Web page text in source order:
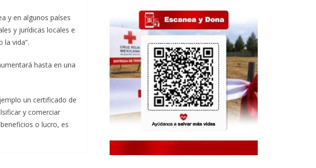
y en algunos países
y jurídicas locales e
la vida”.
hasta en una
un certificado de
y comerciar
o lucro, es